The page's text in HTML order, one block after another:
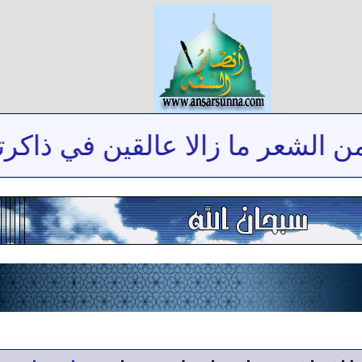
ما زالا عالقين في ذاكرتي